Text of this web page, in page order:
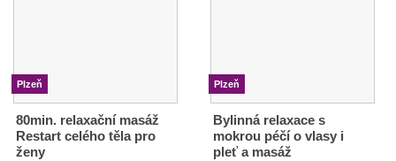
Plzeň
80min. relaxační masáž
Restart celého těla pro
ženy
Plzeň
Bylinná relaxace s
mokrou péčí o vlasy i
pleť a masáž